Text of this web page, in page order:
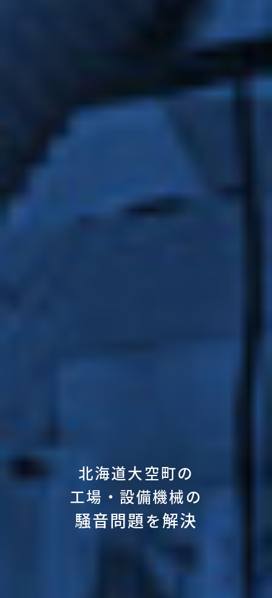
北海道大空町の
工場・設備機械の
騒音問題を解決